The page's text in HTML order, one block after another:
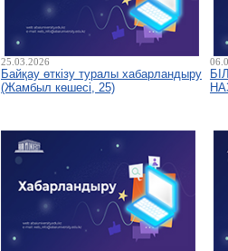
25.03.2026
Байқау өткізу туралы хабарландыру
(Жамбыл көшесі, 25)